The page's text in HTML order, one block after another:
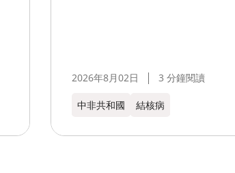
2026年8月02日 3 分鐘閱讀
中非共和國 結核病